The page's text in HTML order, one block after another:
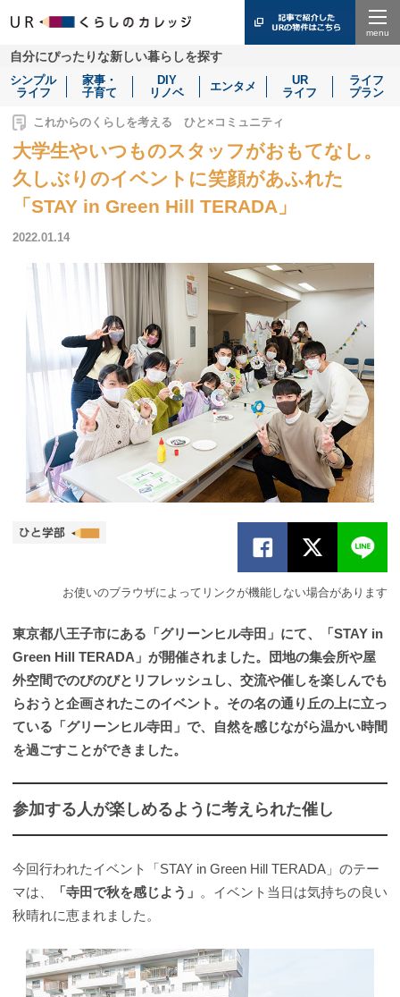
自分にぴったりな新しい暮らしを探す
シンプル
ライフ
家事・
子育て
DIY
リノベ
エンタメ
UR
ライフ
ライフ
プラン
これからのくらしを考える ひと×コミュニティ
大学生やいつものスタッフがおもてなし。
久しぶりのイベントに笑顔があふれた
「STAY in Green Hill TERADA」
2022.01.14
お使いのブラウザによってリンクが機能しない場合があります
東京都八王子市にある「グリーンヒル寺田」にて、「STAY in
Green Hill TERADA」が開催されました。団地の集会所や屋
外空間でのびのびとリフレッシュし、交流や催しを楽しんでも
らおうと企画されたこのイベント。その名の通り丘の上に立っ
ている「グリーンヒル寺田」で、自然を感じながら温かい時間
を過ごすことができました。
参加する人が楽しめるように考えられた催し
今回行われたイベント「STAY in Green Hill TERADA」のテー
マは、
「寺田で秋を感じよう」 。イベント当日は気持ちの良い
秋晴れに恵まれました。